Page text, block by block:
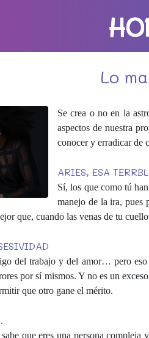
Lo
Se crea o no en la
aspectos de nuestra
conocer y erradicar de
ARIES, ESA
Sí, los que como tú
manejo de la ira, pues
que, cuando las venas de tu
del trabajo y del amor… pero eso
por sí mismos. Y no es un
que otro gane el mérito.
que eres una persona